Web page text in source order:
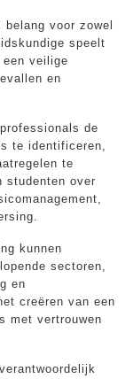
voor zowel
speelt
veilige
en
de
te identificeren,
te
studenten over
kunnen
sectoren,
en
creëren van een
met vertrouwen